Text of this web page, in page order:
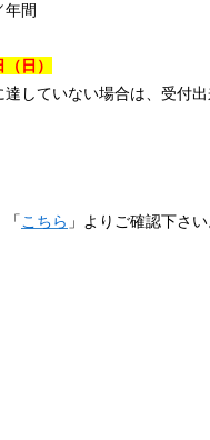
間
日）
していない場合は、受付
「 こちら 」よりご確認下さ